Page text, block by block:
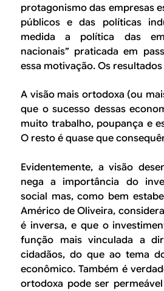
protagonismo das empresas
públicos e das políticas
medida a política das
nacionais” praticada em
essa motivação. Os
A visão mais ortodoxa (ou
que o sucesso dessas
muito trabalho, poupança e
O resto é quase que
Evidentemente, a visão
nega a importância do
social mas, como bem
Américo de Oliveira,
é inversa, e que o
função mais vinculada a
cidadãos, do que ao tema
econômico. Também é
ortodoxa pode ser